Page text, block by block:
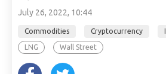
July 26, 2022, 10:44
Commodities Cryptocurrency
LNG Wall Street